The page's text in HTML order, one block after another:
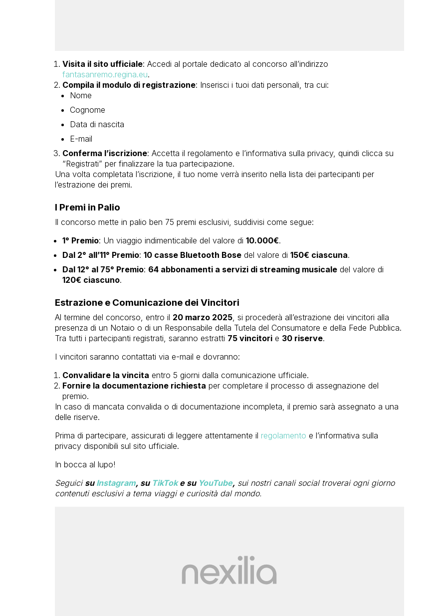
Visita il sito ufficiale: Accedi al portale dedicato al concorso all’indirizzo
fantasanremo.regina.eu.
Compila il modulo di registrazione: Inserisci i tuoi dati personali, tra cui:
Nome
Cognome
Data di nascita
E-mail
Conferma l’iscrizione: Accetta il regolamento e l’informativa sulla privacy, quindi clicca su
“Registrati” per finalizzare la tua partecipazione.
Una volta completata l’iscrizione, il tuo nome verrà inserito nella lista dei partecipanti per
l’estrazione dei premi.
I Premi in Palio
Il concorso mette in palio ben 75 premi esclusivi, suddivisi come segue:
1° Premio: Un viaggio indimenticabile del valore di 10.000€.
Dal 2° all’11° Premio: 10 casse Bluetooth Bosedel valore di 150€ ciascuna.
Dal 12° al 75° Premio: 64 abbonamenti a servizi di streaming musicaledel valore di
120€ ciascuno.
Estrazione e Comunicazione dei Vincitori
Al termine del concorso, entro il 20 marzo 2025, si procederà all’estrazione dei vincitori alla
presenza di un Notaio o di un Responsabile della Tutela del Consumatore e della Fede Pubblica.
Tra tutti i partecipanti registrati, saranno estratti 75 vincitorie 30 riserve.
I vincitori saranno contattati via e-mail e dovranno:
Convalidare la vincita entro 5 giorni dalla comunicazione ufficiale.
Fornire la documentazione richiesta per completare il processo di assegnazione del
premio.
In caso di mancata convalida o di documentazione incompleta, il premio sarà assegnato a una
delle riserve.
Prima di partecipare, assicurati di leggere attentamente il regolamento e l’informativa sulla
privacy disponibili sul sito ufficiale.
In bocca al lupo!
Seguici su Instagram, su TikToke su YouTube,sui nostri canali social troverai ogni giorno
contenuti esclusivi a tema viaggi e curiosità dal mondo.